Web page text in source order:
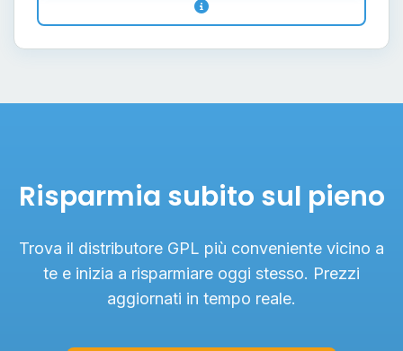
Risparmia subito sul pieno
Trova il distributore GPL più conveniente vicino a
te e inizia a risparmiare oggi stesso. Prezzi
aggiornati in tempo reale.